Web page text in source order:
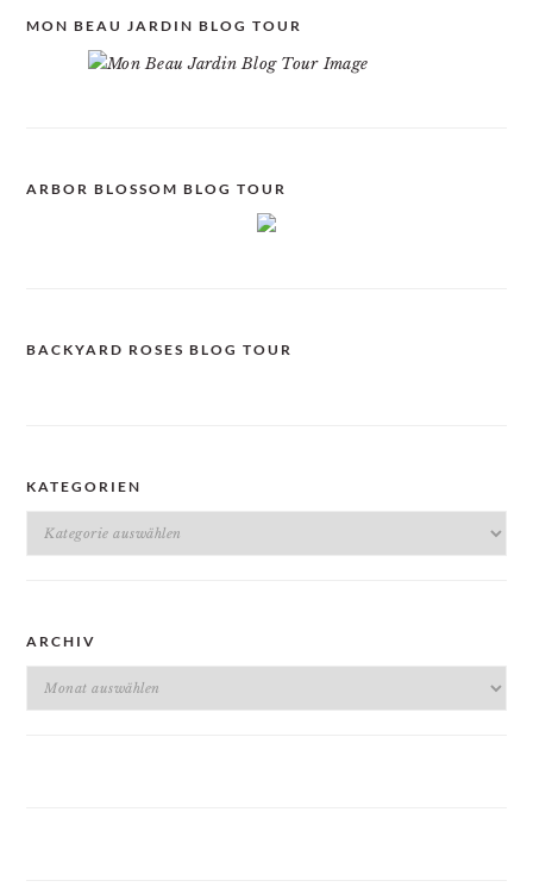
MON BEAU JARDIN BLOG TOUR
ARBOR BLOSSOM BLOG TOUR
BACKYARD ROSES BLOG TOUR
KATEGORIEN
Kategorien
ARCHIV
Archiv